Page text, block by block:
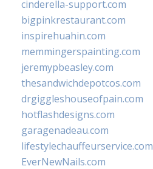
cinderella-support.com
bigpinkrestaurant.com
inspirehuahin.com
memmingerspainting.com
jeremypbeasley.com
thesandwichdepotcos.com
drgiggleshouseofpain.com
hotflashdesigns.com
garagenadeau.com
lifestylechauffeurservice.com
EverNewNails.com